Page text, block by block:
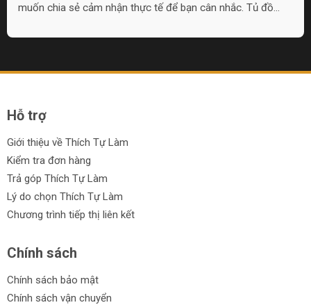
muốn chia sẻ cảm nhận thực tế để bạn cân nhắc. Tủ đồ
nghề nhỏ gọn, làm quà tặng, hoặc đặt trong góc làm việc khi
Hỗ trợ
Giới thiệu về Thích Tự Làm
Kiểm tra đơn hàng
Trả góp Thích Tự Làm
Lý do chọn Thích Tự Làm
Chương trình tiếp thị liên kết
Chính sách
Chính sách bảo mật
Chính sách vận chuyển